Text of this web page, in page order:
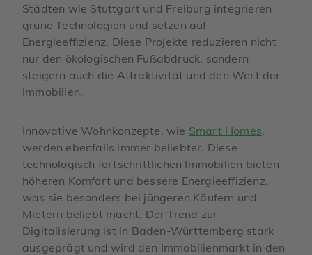
Städten wie Stuttgart und Freiburg integrieren
grüne Technologien und setzen auf
Energieeffizienz. Diese Projekte reduzieren nicht
nur den ökologischen Fußabdruck, sondern
steigern auch die Attraktivität und den Wert der
Immobilien.
Innovative Wohnkonzepte, wie Smart Homes,
werden ebenfalls immer beliebter. Diese
technologisch fortschrittlichen Immobilien bieten
höheren Komfort und bessere Energieeffizienz,
was sie besonders bei jüngeren Käufern und
Mietern beliebt macht. Der Trend zur
Digitalisierung ist in Baden-Württemberg stark
ausgeprägt und wird den Immobilienmarkt in den